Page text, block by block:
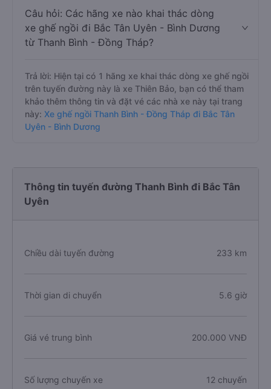
Câu hỏi: Các hãng xe nào khai thác dòng
xe ghế ngồi đi Bắc Tân Uyên - Bình Dương
từ Thanh Bình - Đồng Tháp?
Trả lời: Hiện tại có 1 hãng xe khai thác dòng xe ghế ngồi
trên tuyến đường này là xe Thiên Bảo, bạn có thể tham
khảo thêm thông tin và đặt vé các nhà xe này tại trang
này: Xe ghế ngồi Thanh Bình - Đồng Tháp đi Bắc Tân
Uyên - Bình Dương
Thông tin tuyến đường Thanh Bình đi Bắc Tân
Uyên
Chiều dài tuyến đường 233 km
Thời gian di chuyển 5.6 giờ
Giá vé trung bình 200.000 VNĐ
Số lượng chuyến xe 12 chuyến